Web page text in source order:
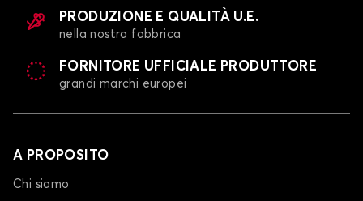
PRODUZIONE E QUALITÀ U.E.
nella nostra fabbrica
FORNITORE UFFICIALE PRODUTTORE
grandi marchi europei
A PROPOSITO
Chi siamo